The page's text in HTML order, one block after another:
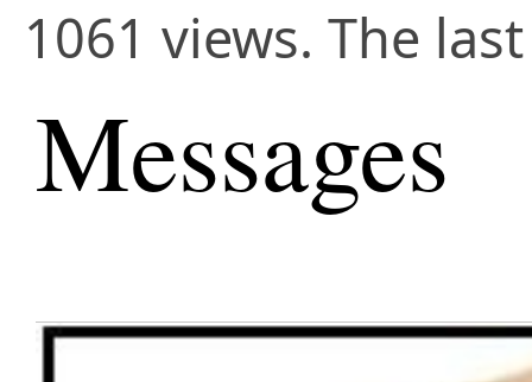
1061 views. The
Messages